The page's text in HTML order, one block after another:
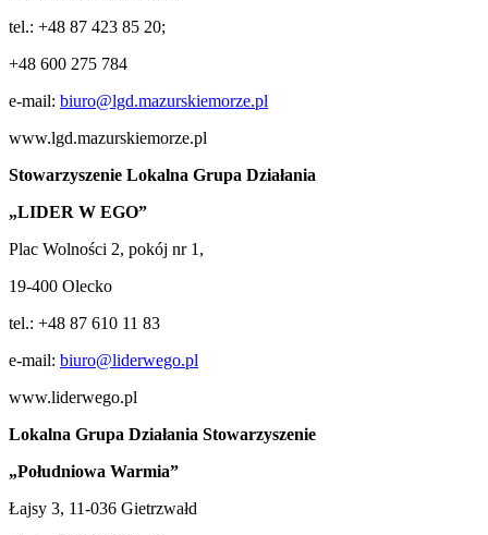
tel.: +48 87 423 85 20;
+48 600 275 784
e-mail: biuro@lgd.mazurskiemorze.pl
www.lgd.mazurskiemorze.pl
Stowarzyszenie Lokalna Grupa Działania
„LIDER W EGO”
Plac Wolności 2, pokój nr 1,
19-400 Olecko
tel.: +48 87 610 11 83
e-mail: biuro@liderwego.pl
www.liderwego.pl
Lokalna Grupa Działania Stowarzyszenie
„Południowa Warmia”
Łajsy 3, 11-036 Gietrzwałd